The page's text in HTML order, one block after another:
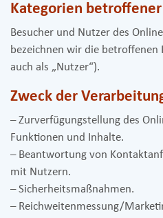
Kategorien betroffener
Besucher und Nutzer des
bezeichnen wir die betroffenen
auch als „Nutzer“).
Zweck der
– Zurverfügungstellung des
Funktionen und Inhalte.
– Beantwortung von
mit Nutzern.
– Sicherheitsmaßnahmen.
– Reichweitenmessung/